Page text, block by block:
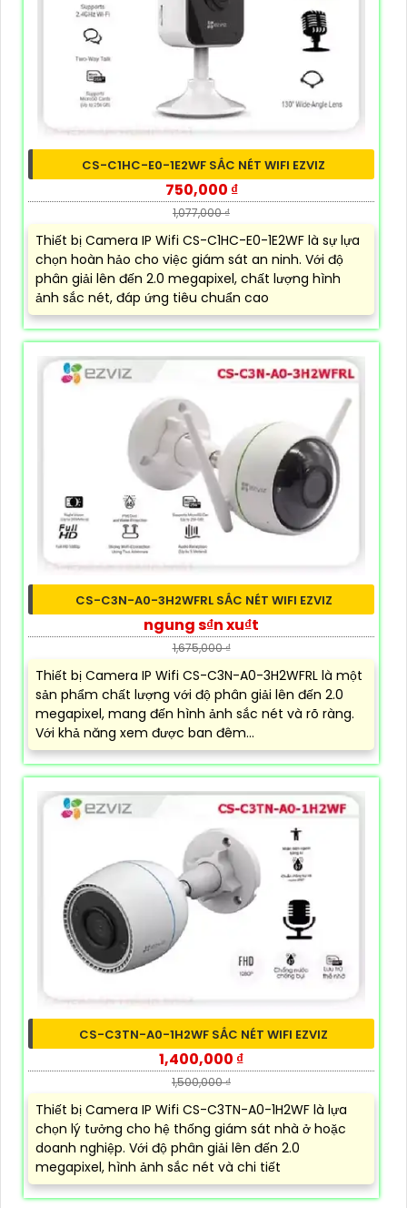
CS-C1HC-E0-1E2WF SẮC NÉT WIFI EZVIZ
750,000 ₫
1,077,000 ₫
Thiết bị Camera IP Wifi CS-C1HC-E0-1E2WF là sự lựa
chọn hoàn hảo cho việc giám sát an ninh. Với độ
phân giải lên đến 2.0 megapixel, chất lượng hình
ảnh sắc nét, đáp ứng tiêu chuẩn cao
CS-C3N-A0-3H2WFRL SẮC NÉT WIFI EZVIZ
ngung s₫n xu₫t
1,675,000 ₫
Thiết bị Camera IP Wifi CS-C3N-A0-3H2WFRL là một
sản phẩm chất lượng với độ phân giải lên đến 2.0
megapixel, mang đến hình ảnh sắc nét và rõ ràng.
Với khả năng xem được ban đêm...
CS-C3TN-A0-1H2WF SẮC NÉT WIFI EZVIZ
1,400,000 ₫
1,500,000 ₫
Thiết bị Camera IP Wifi CS-C3TN-A0-1H2WF là lựa
chọn lý tưởng cho hệ thống giám sát nhà ở hoặc
doanh nghiệp. Với độ phân giải lên đến 2.0
megapixel, hình ảnh sắc nét và chi tiết